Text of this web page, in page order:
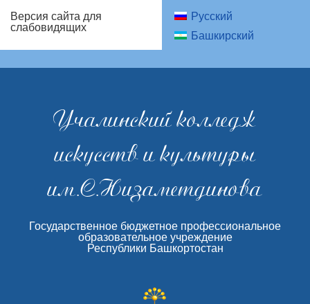
Версия сайта для
слабовидящих
Русский
Башкирский
Учалинский колледж
искусств и культуры
им.С.Низаметдинова
Государственное бюджетное профессиональное
образовательное учреждение
Республики Башкортостан